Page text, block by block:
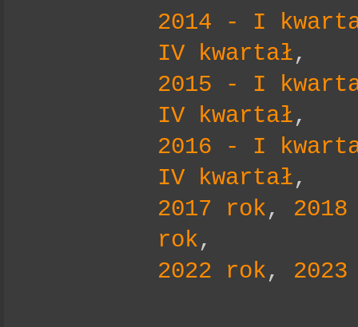
2014 - I
IV kwartał,
2015 - I
IV kwartał,
2016 - I
IV kwartał,
2017 rok,
rok,
2022 rok,